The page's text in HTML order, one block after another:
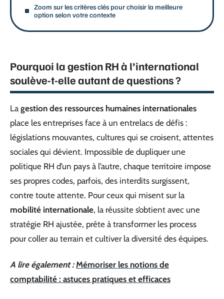
Zoom sur les critères clés pour choisir la meilleure
option selon votre contexte
Pourquoi la gestion RH à l’international
soulève-t-elle autant de questions ?
La gestion des ressources humaines internationales
place les entreprises face à un entrelacs de défis :
législations mouvantes, cultures qui se croisent, attentes
sociales qui dévient. Impossible de dupliquer une
politique RH d’un pays à l’autre, chaque territoire impose
ses propres codes, parfois, des interdits surgissent,
contre toute attente. Pour ceux qui misent sur la
mobilité internationale, la réussite s’obtient avec une
stratégie RH ajustée, prête à transformer les process
pour coller au terrain et cultiver la diversité des équipes.
A lire également : Mémoriser les notions de
comptabilité : astuces pratiques et efficaces